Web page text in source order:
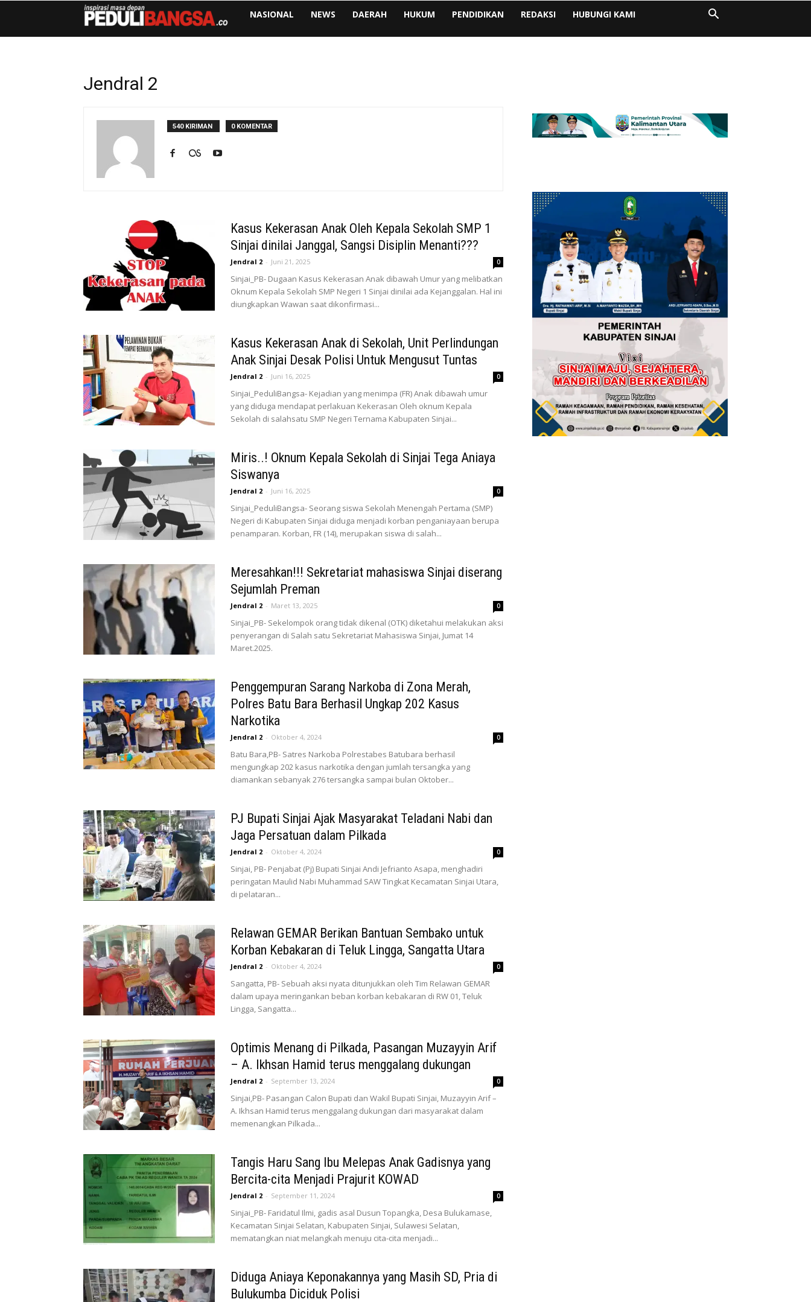
NASIONAL NEWS DAERAH HUKUM PENDIDIKAN REDAKSI HUBUNGI KAMI
Jendral 2
540 KIRIMAN 0 KOMENTAR
Kasus Kekerasan Anak Oleh Kepala Sekolah SMP 1
Sinjai dinilai Janggal, Sangsi Disiplin Menanti???
Jendral 2 - Juni 21, 2025 0
Sinjai_PB- Dugaan Kasus Kekerasan Anak dibawah Umur yang melibatkan
Oknum Kepala Sekolah SMP Negeri 1 Sinjai dinilai ada Kejanggalan. Hal ini
diungkapkan Wawan saat dikonfirmasi...
Kasus Kekerasan Anak di Sekolah, Unit Perlindungan
Anak Sinjai Desak Polisi Untuk Mengusut Tuntas
Jendral 2 - Juni 16, 2025 0
Sinjai_PeduliBangsa- Kejadian yang menimpa (FR) Anak dibawah umur
yang diduga mendapat perlakuan Kekerasan Oleh oknum Kepala
Sekolah di salahsatu SMP Negeri Ternama Kabupaten Sinjai...
Miris..! Oknum Kepala Sekolah di Sinjai Tega Aniaya
Siswanya
Jendral 2 - Juni 16, 2025 0
Sinjai_PeduliBangsa- Seorang siswa Sekolah Menengah Pertama (SMP)
Negeri di Kabupaten Sinjai diduga menjadi korban penganiayaan berupa
penamparan. Korban, FR (14), merupakan siswa di salah...
Meresahkan!!! Sekretariat mahasiswa Sinjai diserang
Sejumlah Preman
Jendral 2 - Maret 13, 2025 0
Sinjai_PB- Sekelompok orang tidak dikenal (OTK) diketahui melakukan aksi
penyerangan di Salah satu Sekretariat Mahasiswa Sinjai, Jumat 14
Maret.2025.
Penggempuran Sarang Narkoba di Zona Merah,
Polres Batu Bara Berhasil Ungkap 202 Kasus
Narkotika
Jendral 2 - Oktober 4, 2024 0
Batu Bara,PB- Satres Narkoba Polrestabes Batubara berhasil
mengungkap 202 kasus narkotika dengan jumlah tersangka yang
diamankan sebanyak 276 tersangka sampai bulan Oktober...
PJ Bupati Sinjai Ajak Masyarakat Teladani Nabi dan
Jaga Persatuan dalam Pilkada
Jendral 2 - Oktober 4, 2024 0
Sinjai, PB- Penjabat (Pj) Bupati Sinjai Andi Jefrianto Asapa, menghadiri
peringatan Maulid Nabi Muhammad SAW Tingkat Kecamatan Sinjai Utara,
di pelataran...
Relawan GEMAR Berikan Bantuan Sembako untuk
Korban Kebakaran di Teluk Lingga, Sangatta Utara
Jendral 2 - Oktober 4, 2024 0
Sangatta, PB- Sebuah aksi nyata ditunjukkan oleh Tim Relawan GEMAR
dalam upaya meringankan beban korban kebakaran di RW 01, Teluk
Lingga, Sangatta...
Optimis Menang di Pilkada, Pasangan Muzayyin Arif
– A. Ikhsan Hamid terus menggalang dukungan
Jendral 2 - September 13, 2024 0
Sinjai,PB- Pasangan Calon Bupati dan Wakil Bupati Sinjai, Muzayyin Arif –
A. Ikhsan Hamid terus menggalang dukungan dari masyarakat dalam
memenangkan Pilkada...
Tangis Haru Sang Ibu Melepas Anak Gadisnya yang
Bercita-cita Menjadi Prajurit KOWAD
Jendral 2 - September 11, 2024 0
Sinjai_PB- Faridatul Ilmi, gadis asal Dusun Topangka, Desa Bulukamase,
Kecamatan Sinjai Selatan, Kabupaten Sinjai, Sulawesi Selatan,
mematangkan niat melangkah menuju cita-cita menjadi...
Diduga Aniaya Keponakannya yang Masih SD, Pria di
Bulukumba Diciduk Polisi